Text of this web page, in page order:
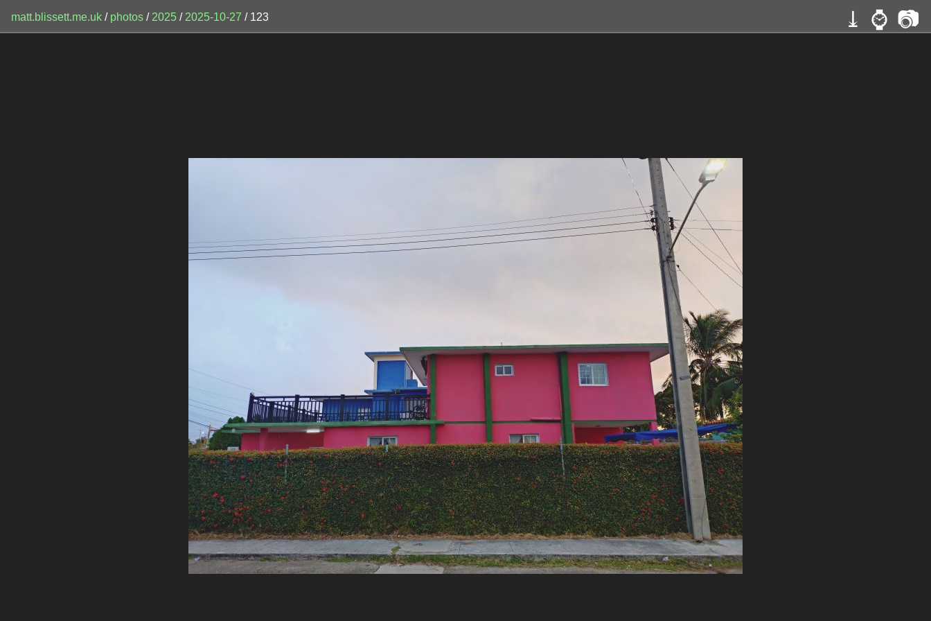
matt.blissett.me.uk / photos / 2025 / 2025-10-27 / 123 ⤓ ⌚ 📷